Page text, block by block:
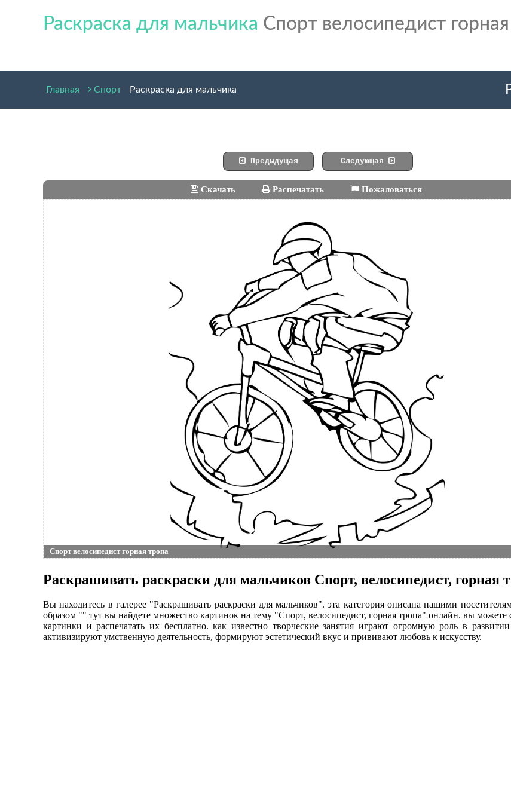
Раскраска для мальчика Спорт велосипедист
Главная Спорт Раскраска для мальчика
Предыдущая Следующая
Скачать Распечатать Пожаловаться
Спорт велосипедист горная тропа
Раскрашивать раскраски для мальчиков Спорт, велосипедист, горная
Вы находитесь в галерее "Раскрашивать раскраски для мальчиков". эта категория описана нашими
образом "" тут вы найдете множество картинок на тему "Спорт, велосипедист, горная тропа" онлайн. вы можете
картинки и распечатать их бесплатно. как известно творческие занятия играют огромную роль в
активизируют умственную деятельность, формируют эстетический вкус и прививают любовь к искусству.